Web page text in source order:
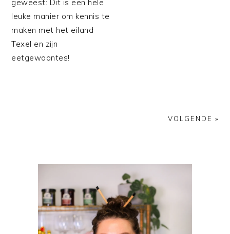
geweest: Dit is een hele
leuke manier om kennis te
maken met het eiland
Texel en zijn
eetgewoontes!
VOLGENDE »